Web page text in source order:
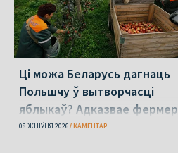
Ці можа Беларусь дагнаць
Польшчу ў вытворчасці
яблыкаў? Адказвае фермер
08 ЖНІЎНЯ 2026 КАМЕНТАР